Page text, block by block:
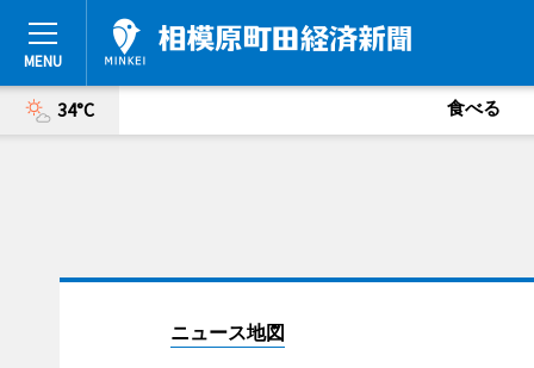
34°C 食べる
ニュース地図